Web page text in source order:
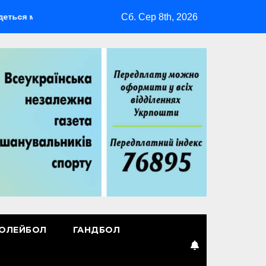
табір ГАРТ 2026 – як долучитися ветеранам
Сб. Сер 8th, 2026
ГАНДБОЛ